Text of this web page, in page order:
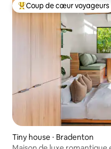
Coups de cœur voyageurs
Coup de cœur voyageurs
Tiny house ⋅ Bradenton